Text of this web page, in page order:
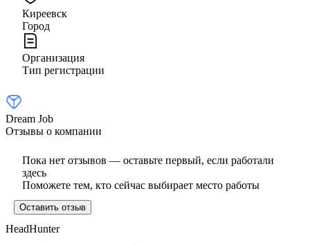
Киреевск
Город
Организация
Тип регистрации
Dream Job
Отзывы о компании
Пока нет отзывов — оставьте первый, если работали
здесь
Поможете тем, кто сейчас выбирает место работы
Оставить отзыв
HeadHunter